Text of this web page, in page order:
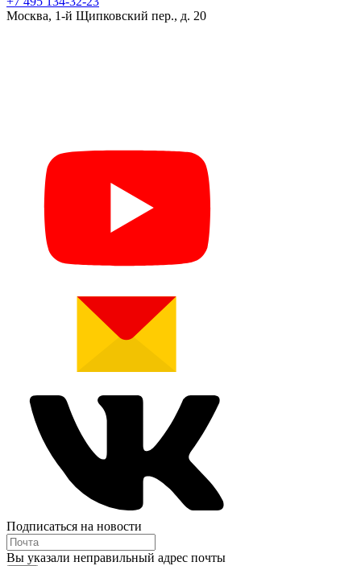
Москва, 1-й Щипковский пер., д. 20
Подписаться на новости
Вы указали неправильный адрес почты